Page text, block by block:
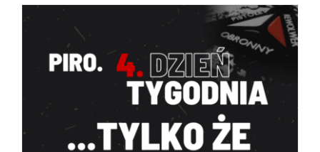
BOOK / SZCZEGÓŁY